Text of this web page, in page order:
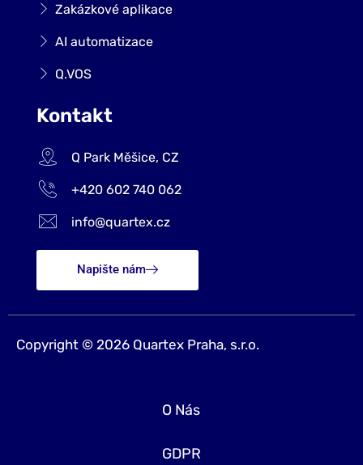
Zakázkové aplikace
AI automatizace
Q.VOS
Kontakt
Q Park Měšice, CZ
+420 602 740 062
info@quartex.cz
Napište nám
Copyright © 2026 Quartex Praha, s.r.o.
O Nás
GDPR